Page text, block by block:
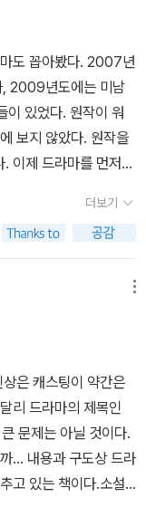
도 꼽아봤다. 2007년
2009년도에는 미남
이 있었다. 원작이 워
보지 않았다. 원작을
이제 드라마를 먼저
지만.익히 알려진대
남장 여인 김윤희의
세 명의 남정네들과
아직 '잘금'의 ㅈ도
실력을 알아보고 성
지만, 원작에서는 김
알아보는 모습이 나
씬 더 설득력이 있다.
터들을 비교하면서
지, 어떤 점을 강조했
점으로 드러나는지 찾
이선준. 박유천이 연
더보기
은 캐스팅이 약간은
리 드라마의 제목인
문제는 아닐 것이다.
... 내용과 구도상 드라
고 있는 책이다.소설